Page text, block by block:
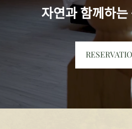
자연과 함께하는